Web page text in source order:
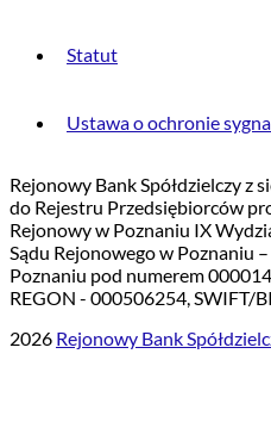
Statut
Ustawa o ochronie
Rejonowy Bank Spółdzielczy z
do Rejestru Przedsiębiorców
Rejonowy w Poznaniu IX
Sądu Rejonowego w Poznaniu
Poznaniu pod numerem
REGON - 000506254, SWIFT/
2026 Rejonowy Bank